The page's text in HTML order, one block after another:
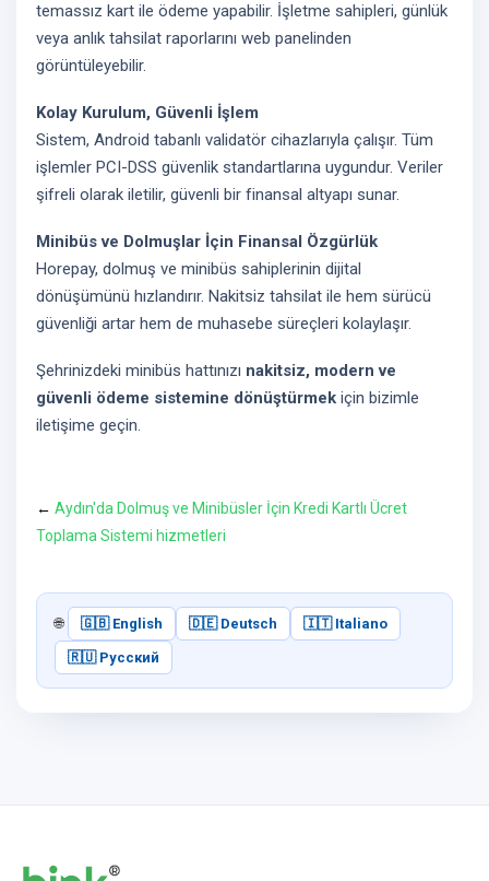
temassız kart ile ödeme yapabilir. İşletme sahipleri, günlük
veya anlık tahsilat raporlarını web panelinden
görüntüleyebilir.
Kolay Kurulum, Güvenli İşlem
Sistem, Android tabanlı validatör cihazlarıyla çalışır. Tüm
işlemler PCI-DSS güvenlik standartlarına uygundur. Veriler
şifreli olarak iletilir, güvenli bir finansal altyapı sunar.
Minibüs ve Dolmuşlar İçin Finansal Özgürlük
Horepay, dolmuş ve minibüs sahiplerinin dijital
dönüşümünü hızlandırır. Nakitsiz tahsilat ile hem sürücü
güvenliği artar hem de muhasebe süreçleri kolaylaşır.
Şehrinizdeki minibüs hattınızı nakitsiz, modern ve
güvenli ödeme sistemine dönüştürmek için bizimle
iletişime geçin.
← Aydın'da Dolmuş ve Minibüsler İçin Kredi Kartlı Ücret
Toplama Sistemi hizmetleri
🌐 🇬🇧 English 🇩🇪 Deutsch 🇮🇹 Italiano
🇷🇺 Русский